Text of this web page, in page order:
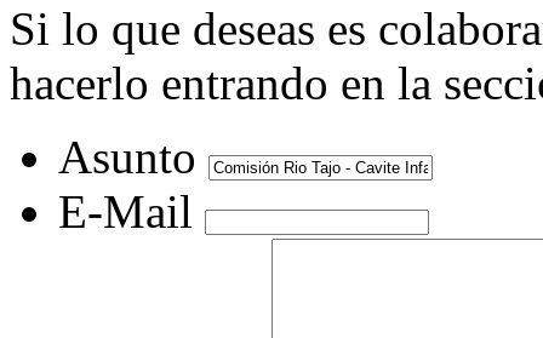
Si lo que deseas es
hacerlo entrando en la
Asunto
E-Mail